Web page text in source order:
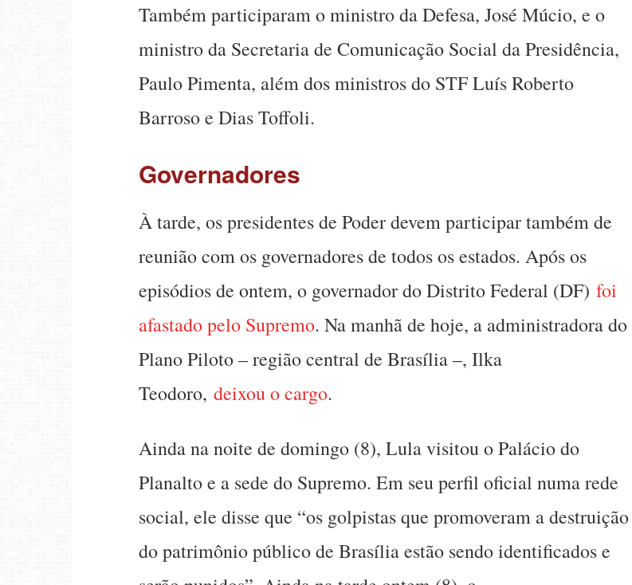
Também participaram o ministro da Defesa, José Múcio, e o
ministro da Secretaria de Comunicação Social da Presidência,
Paulo Pimenta, além dos ministros do STF Luís Roberto
Barroso e Dias Toffoli.
Governadores
À tarde, os presidentes de Poder devem participar também de
reunião com os governadores de todos os estados. Após os
episódios de ontem, o governador do Distrito Federal (DF) foi
afastado pelo Supremo. Na manhã de hoje, a administradora do
Plano Piloto – região central de Brasília –, Ilka
Teodoro, deixou o cargo.
Ainda na noite de domingo (8), Lula visitou o Palácio do
Planalto e a sede do Supremo. Em seu perfil oficial numa rede
social, ele disse que “os golpistas que promoveram a destruição
do patrimônio público de Brasília estão sendo identificados e